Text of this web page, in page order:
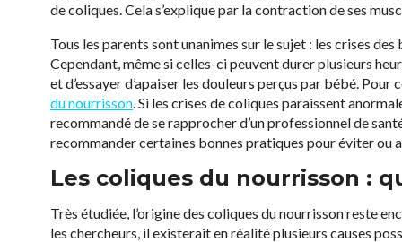
de coliques. Cela s’explique par la contraction de ses
Tous les parents sont unanimes sur le sujet : les crises
Cependant, même si celles-ci peuvent durer plusieurs
et d’essayer d’apaiser les douleurs perçus par bébé. Pour
du nourrisson. Si les crises de coliques paraissent
recommandé de se rapprocher d’un professionnel de
recommander certaines bonnes pratiques pour éviter ou
Les coliques du nourrisson :
Très étudiée, l’origine des coliques du nourrisson reste
les chercheurs, il existerait en réalité plusieurs causes